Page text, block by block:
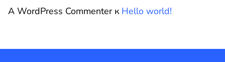
A WordPress Commenterк Hello world!